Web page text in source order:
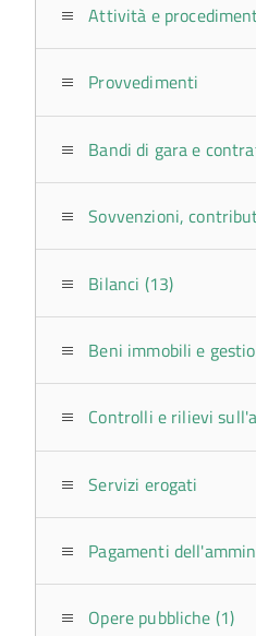
Attività e
Provvedimenti
Bandi di gara e
Sovvenzioni,
Bilanci (13)
Beni immobili e
Controlli e rilievi
Servizi erogati
Pagamenti
Opere pubbliche (1)